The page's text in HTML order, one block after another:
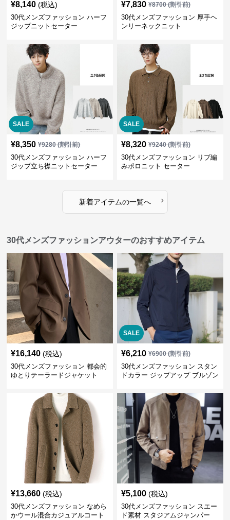
¥8,140 (税込)
30代メンズファッション ハーフ
ジップニットセーター
¥7,830 ¥8700(割引前)
30代メンズファッション 厚手ヘ
ンリーネックニット
SALE
¥8,350 ¥9280(割引前)
30代メンズファッション ハーフ
ジップ立ち襟ニットセーター
SALE
¥8,320 ¥9240(割引前)
30代メンズファッション リブ編
みポロニット セーター
新着アイテムの一覧へ ›
30代メンズファッションアウターのおすすめアイテム
¥16,140 (税込)
30代メンズファッション 都会的
ゆとりテーラードジャケット
SALE
¥6,210 ¥6900(割引前)
30代メンズファッション スタン
ドカラー ジップアップ ブルゾン
¥13,660 (税込)
30代メンズファッション なめら
かウール混合カジュアルコート
¥5,100 (税込)
30代メンズファッション スエー
ド素材 スタジアムジャンパー